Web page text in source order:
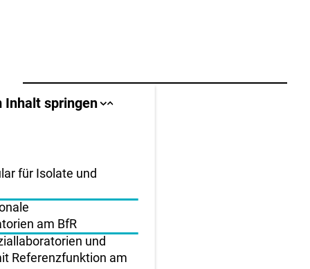
Inhalt springen Sprungankerliste
Sprungankerliste
für Isolate und
am BfR
und
Referenzfunktion am